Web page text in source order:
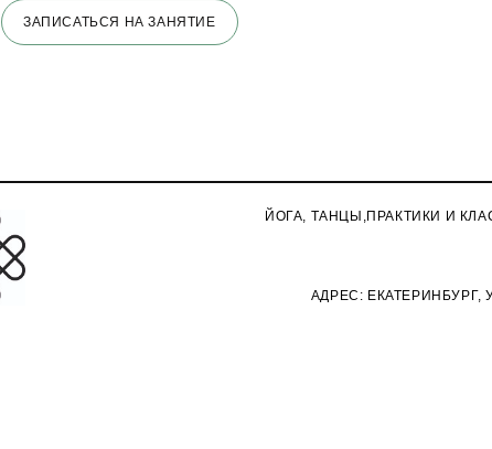
ЗАПИСАТЬСЯ НА ЗАНЯТИЕ
ЙОГА, ТАНЦЫ,ПРАКТИКИ И
АДРЕС: ЕКАТЕРИНБУРГ,